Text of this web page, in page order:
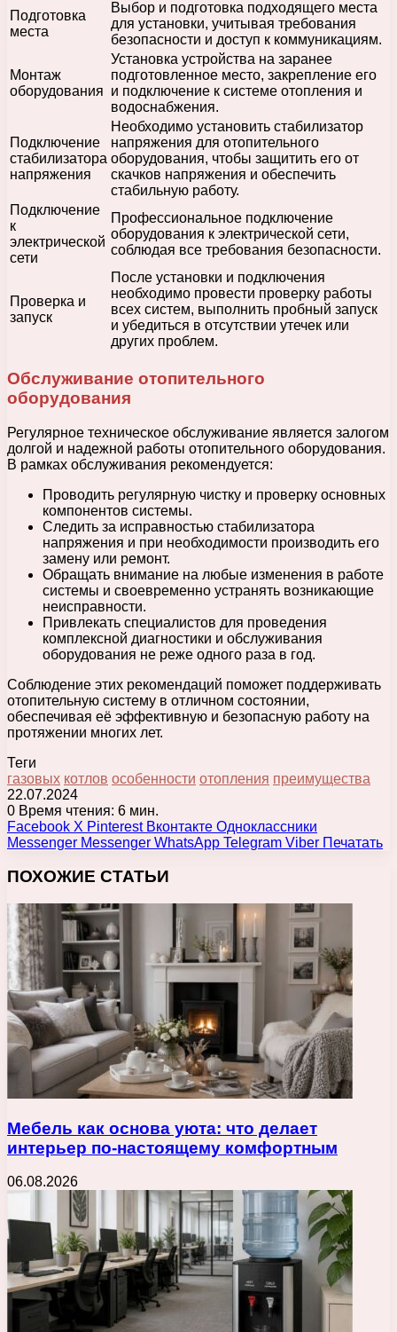
Подготовка
места
Выбор и подготовка подходящего места
для установки, учитывая требования
безопасности и доступ к коммуникациям.
Монтаж
оборудования
Установка устройства на заранее
подготовленное место, закрепление его
и подключение к системе отопления и
водоснабжения.
Подключение
стабилизатора
напряжения
Необходимо установить стабилизатор
напряжения для отопительного
оборудования, чтобы защитить его от
скачков напряжения и обеспечить
стабильную работу.
Подключение
к
электрической
сети
Профессиональное подключение
оборудования к электрической сети,
соблюдая все требования безопасности.
Проверка и
запуск
После установки и подключения
необходимо провести проверку работы
всех систем, выполнить пробный запуск
и убедиться в отсутствии утечек или
других проблем.
Обслуживание отопительного
оборудования
Регулярное техническое обслуживание является залогом
долгой и надежной работы отопительного оборудования.
В рамках обслуживания рекомендуется:
Проводить регулярную чистку и проверку основных
компонентов системы.
Следить за исправностью стабилизатора
напряжения и при необходимости производить его
замену или ремонт.
Обращать внимание на любые изменения в работе
системы и своевременно устранять возникающие
неисправности.
Привлекать специалистов для проведения
комплексной диагностики и обслуживания
оборудования не реже одного раза в год.
Соблюдение этих рекомендаций поможет поддерживать
отопительную систему в отличном состоянии,
обеспечивая её эффективную и безопасную работу на
протяжении многих лет.
Теги
газовых котлов особенности отопления преимущества
22.07.2024
0 Время чтения: 6 мин.
Facebook X Pinterest Вконтакте Одноклассники
Messenger Messenger WhatsApp Telegram Viber Печатать
ПОХОЖИЕ СТАТЬИ
Мебель как основа уюта: что делает
интерьер по-настоящему комфортным
06.08.2026